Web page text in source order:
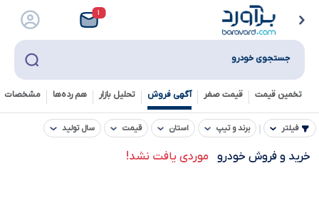
۱
جستجوی خودرو
تخمین قیمت قیمت صفر آگهی فروش تحلیل بازار هم رده‌ها‌ مشخصات
فیلتر برند و تیپ استان قیمت سال تولید
خرید و فروش خودرو موردی یافت نشد!